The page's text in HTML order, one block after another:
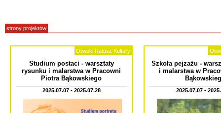
strony projektów
Oliwski Ratusz Kultury
Studium postaci - warsztaty
rysunku i malarstwa w Pracowni
Piotra Bąkowskiego
2025.07.07 - 2025.07.28
Szkoła pejzażu -
i malarstwa w
2025.07.07 -